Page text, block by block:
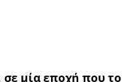
μία εποχή που το